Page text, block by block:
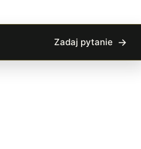
Zadaj pytanie